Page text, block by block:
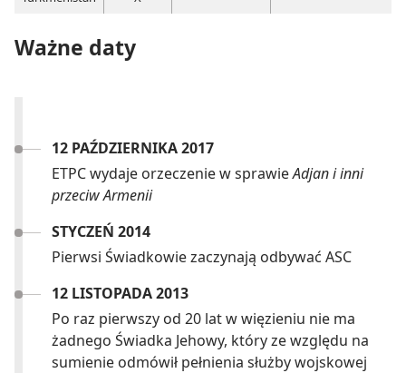
Ważne daty
12 PAŹDZIERNIKA 2017
ETPC wydaje orzeczenie w sprawieAdjan i inni
przeciw Armenii
STYCZEŃ 2014
Pierwsi Świadkowie zaczynają odbywać ASC
12 LISTOPADA 2013
Po raz pierwszy od 20 lat w więzieniu nie ma
żadnego Świadka Jehowy, który ze względu na
sumienie odmówił pełnienia służby wojskowej